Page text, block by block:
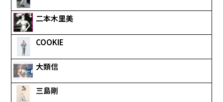
二本木里美
COOKIE
大類信
三島剛